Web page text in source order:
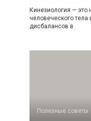
Кинезиология —
человеческого тела
дисбалансов в
Полезные советы